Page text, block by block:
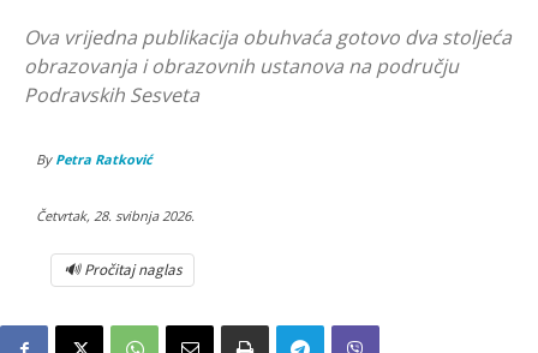
Ova vrijedna publikacija obuhvaća gotovo dva stoljeća
obrazovanja i obrazovnih ustanova na području
Podravskih Sesveta
By Petra Ratković
Četvrtak, 28. svibnja 2026.
🔊 Pročitaj naglas